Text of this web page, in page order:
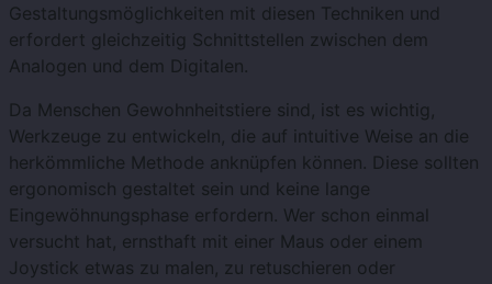
Gestaltungsmöglichkeiten mit diesen Techniken und
erfordert gleichzeitig Schnittstellen zwischen dem
Analogen und dem Digitalen.
Da Menschen Gewohnheitstiere sind, ist es wichtig,
Werkzeuge zu entwickeln, die auf intuitive Weise an die
herkömmliche Methode anknüpfen können. Diese sollten
ergonomisch gestaltet sein und keine lange
Eingewöhnungsphase erfordern. Wer schon einmal
versucht hat, ernsthaft mit einer Maus oder einem
Joystick etwas zu malen, zu retuschieren oder